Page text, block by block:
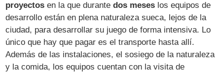
proyectos en la que durantedos meses los equipos de
desarrollo están en plena naturaleza sueca, lejos de la
ciudad, para desarrollar su juego de forma intensiva. Lo
único que hay que pagar es el transporte hasta allí.
Además de las instalaciones, el sosiego de la naturaleza
y la comida, los equipos cuentan con la visita de